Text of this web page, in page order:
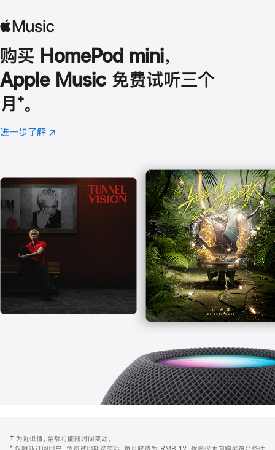
购买 HomePod mini，
Apple Music 免费试听三个
月 脚
注
⁺。
进一步了解 Apple
(在
口
中
打
开)
页
注
‡ 为近似值。金额可能随时间变动。